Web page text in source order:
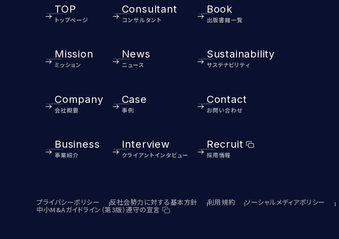
TOP
トップページ
Mission
ミッション
Company
会社概要
Business
事業紹介
Consultant
コンサルタント
News
ニュース
Case
事例
Interview
クライアントインタビュー
Book
出版書籍一覧
Sustainability
サステナビリティ
Contact
お問い合わせ
Recruit
採用情報
プライバシーポリシー 反社会勢力に対する基本方針 利用規約 ソーシャルメディアポリシー
中小M&Aガイドライン（第3版）遵守の宣言